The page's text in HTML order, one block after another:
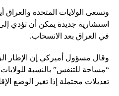
وتسعى الولايات المتحدة والعراق
استشارية جديدة يمكن أن تؤدي
في العراق بعد الانسحاب.
وقال مسؤول أميركي إن الإطار
“مساحة للتنفس” بالنسبة
تعديلات محتملة إذا تغير الوضع